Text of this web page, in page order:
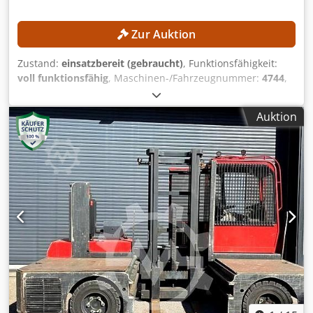
Zur Auktion
Zustand: einsatzbereit (gebraucht), Funktionsfähigkeit:
voll funktionsfähig, Maschinen-/Fahrzeugnummer: 4744,
, Betriebsstunden:
kg, Hubhöhe:4.530 mm, Kraftstofftyp:Diesel, Masttyp:
Simplex, Bauhöhe:3.100 mm, Kein Mindestpreis -
garantierter Verkauf zum höchsten Gebot! TECHNISCHE
DETAILS Tragkraft: 5.000 kg Cjdpozrgaxefx Af Djrf Hubhöhe:
4.530 mm MASCHINEN-DETAILS Kraftstofftyp: Diesel
Masttyp: Simplex ISO-Klasse: 3 (2.500–4.999 kg) Bauhöhe:
3.100 mm AUSSTATTUNG Vollkabine Externe Referenz:
SLO036
Auktion